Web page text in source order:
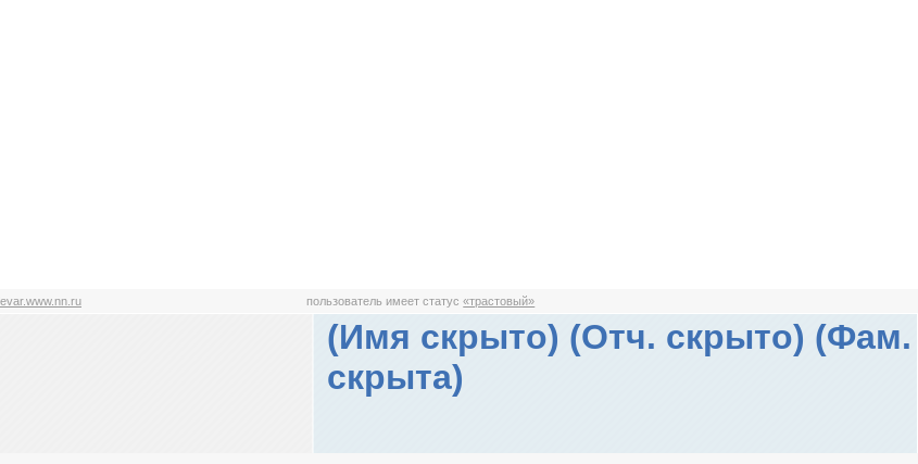
пользователь имеет статус«трастовый»
(Имя скрыто) (Отч. скрыто) (Фам.
скрыта)